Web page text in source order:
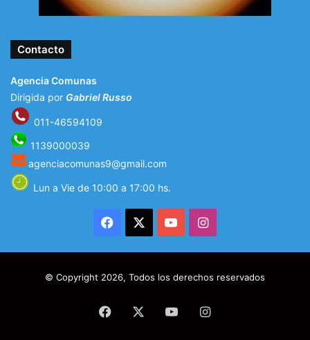
Contacto
Agencia Comunas
Dirigida por Gabriel Russo
011-46594109
1139000039
agenciacomunas9@gmail.com
Lun a Vie de 10:00 a 17:00 hs.
Facebook YouTubeInstagram
© Copyright 2026, Todos los derechos reservados
Facebook YouTubeInstagram